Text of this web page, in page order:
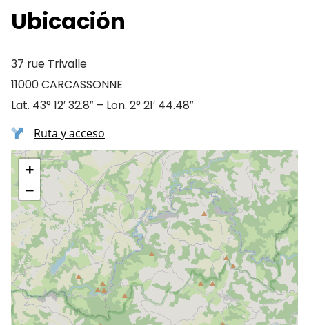
Ubicación
37 rue Trivalle
11000 CARCASSONNE
Lat. 43° 12′ 32.8″ – Lon. 2° 21′ 44.48″
Ruta y acceso
+
−